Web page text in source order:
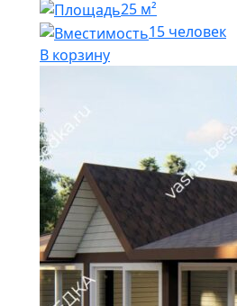
25 м²
15 человек
В корзину